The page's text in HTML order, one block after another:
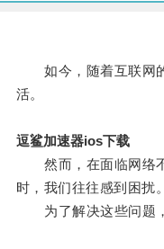
如今，随着互联网的
活。
逗鲨加速器ios下载
然而，在面临网络不
时，我们往往感到困扰。
为了解决这些问题，